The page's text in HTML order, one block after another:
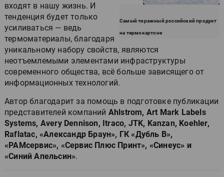
Самый тиражный российский продукт
на термокартоне
входят в нашу жизнь. И
тенденция будет только
усиливаться — ведь
термоматериалы, благодаря
уникальному набору свойств, являются
неотъемлемыми элементами инфраструктуры
современного общества, всё больше зависящего от
информационных технологий.
Автор благодарит за помощь в подготовке публикации
представителей компаний Ahlstrom, Art Mark Labels
Systems, Avery Dennison, Itraco, JTK, Kanzan, Koehler,
Raflatac, «Александр Браун», ГК «Дубль В»,
«РАМсервис», «Сервис Плюс Принт», «Синеус» и
«Синий Апельсин».